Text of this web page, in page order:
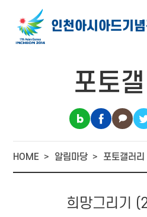
인천아시아드기
포토
HOME 알림마당 포토갤러리
희망그리기